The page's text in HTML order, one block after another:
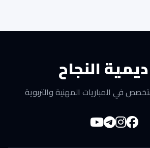
النجاح
في المباريات المهنية والتربوية